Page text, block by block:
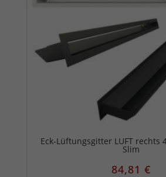
Eck-Lüftungsgitter LUFT rechts
Slim
84,81€